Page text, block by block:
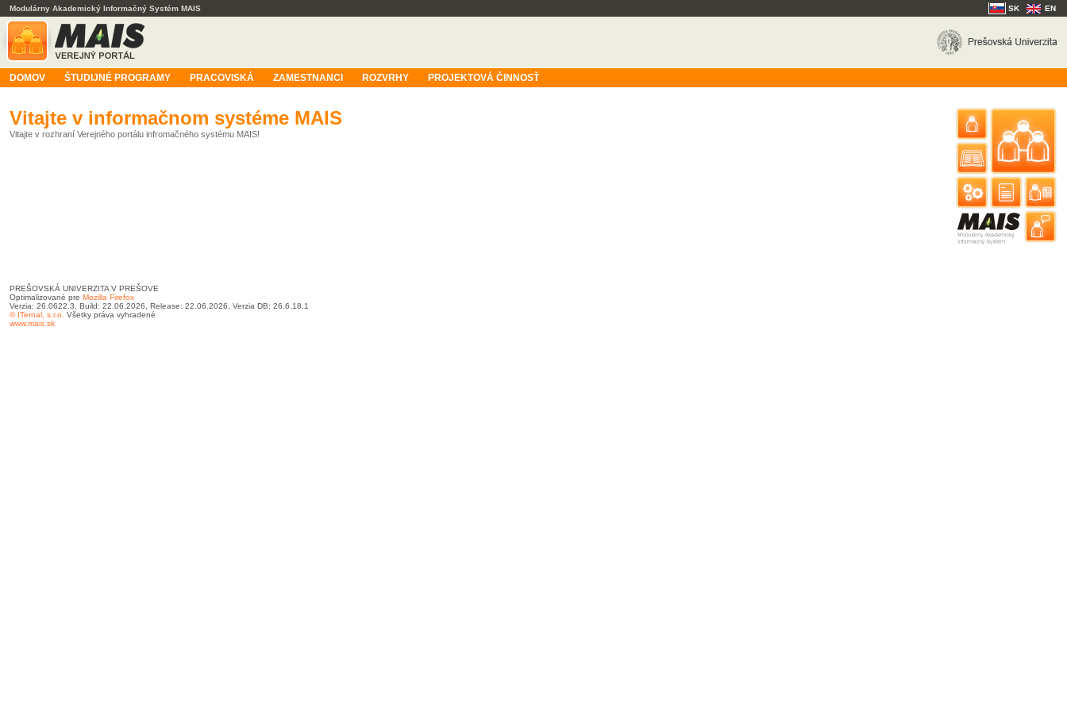
Modulárny Akademický Informačný Systém MAIS SK EN
DOMOV ŠTUDIJNÉ PROGRAMY PRACOVISKÁ ZAMESTNANCI ROZVRHY PROJEKTOVÁ ČINNOSŤ
Vitajte v informačnom systéme MAIS
Vitajte v rozhraní Verejného portálu infromačného systému MAIS!
PREŠOVSKÁ UNIVERZITA V PREŠOVE
Optimalizované pre Mozilla Firefox
Verzia: 26.0622.3, Build: 22.06.2026, Release: 22.06.2026, Verzia DB: 26.6.18.1
© ITernal, s.r.o. Všetky práva vyhradené
www.mais.sk